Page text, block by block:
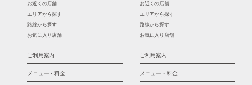
お近くの店舗
エリアから探す
路線から探す
お気に入り店舗
ご利用案内
メニュー・料金
お近くの店舗
エリアから探す
路線から探す
お気に入り店舗
ご利用案内
メニュー・料金